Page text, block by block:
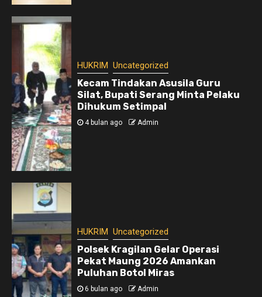
HUKRIM Uncategorized
Kecam Tindakan Asusila Guru
Silat, Bupati Serang Minta Pelaku
Dihukum Setimpal
4 bulan ago Admin
HUKRIM Uncategorized
Polsek Kragilan Gelar Operasi
Pekat Maung 2026 Amankan
Puluhan Botol Miras
6 bulan ago Admin